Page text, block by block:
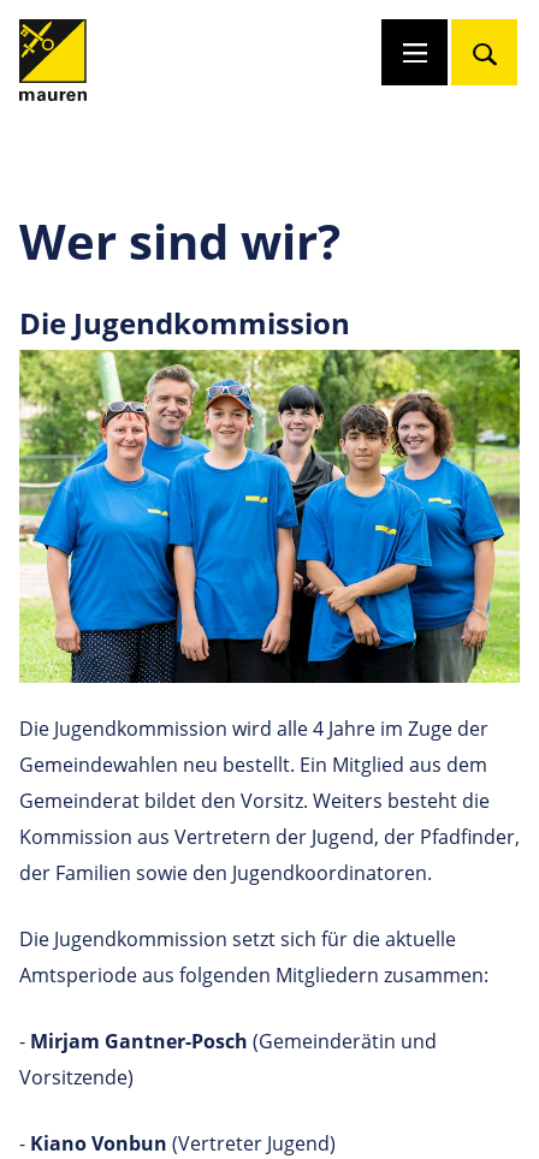
Wer sind wir?
Die Jugendkommission
Die Jugendkommission wird alle 4 Jahre im Zuge der
Gemeindewahlen neu bestellt. Ein Mitglied aus dem
Gemeinderat bildet den Vorsitz. Weiters besteht die
Kommission aus Vertretern der Jugend, der Pfadfinder,
der Familien sowie den Jugendkoordinatoren.
Die Jugendkommission setzt sich für die aktuelle
Amtsperiode aus folgenden Mitgliedern zusammen:
- Mirjam Gantner-Posch (Gemeinderätin und
Vorsitzende)
- Kiano Vonbun (Vertreter Jugend)